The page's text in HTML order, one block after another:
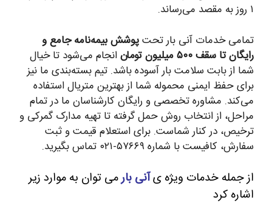
تمامی خدمات آنی بار تحتپوشش بیمه‌نامه جامع و
رایگان تا سقف ۵۰۰ میلیون تومان
انجام می‌شود تا خیال
شما از بابت سلامت بار آسوده باشد. تیم بسته‌بندی ما نیز
برای حفظ ایمنی محموله شما از بهترین متریال استفاده
می‌کند. مشاوره تخصصی و رایگان کارشناسان ما در تمام
مراحل، از انتخاب روش حمل گرفته تا تهیه مدارک گمرکی و
ترخیص، در کنار شماست. برای استعلام قیمت و ثبت
سفارش، کافیست با شماره ۵۷۶۶۹-۰۲۱ تماس بگیرید.
از جمله خدمات ویژه یآنی بارمی توان به موارد زیر
اشاره کرد